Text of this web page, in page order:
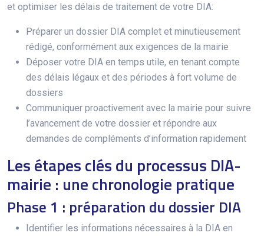
et optimiser les délais de traitement de votre DIA:
Préparer un dossier DIA complet et minutieusement
rédigé, conformément aux exigences de la mairie
Déposer votre DIA en temps utile, en tenant compte
des délais légaux et des périodes à fort volume de
dossiers
Communiquer proactivement avec la mairie pour suivre
l’avancement de votre dossier et répondre aux
demandes de compléments d’information rapidement
Les étapes clés du processus DIA-
mairie : une chronologie pratique
Phase 1 : préparation du dossier DIA
Identifier les informations nécessaires à la DIA en